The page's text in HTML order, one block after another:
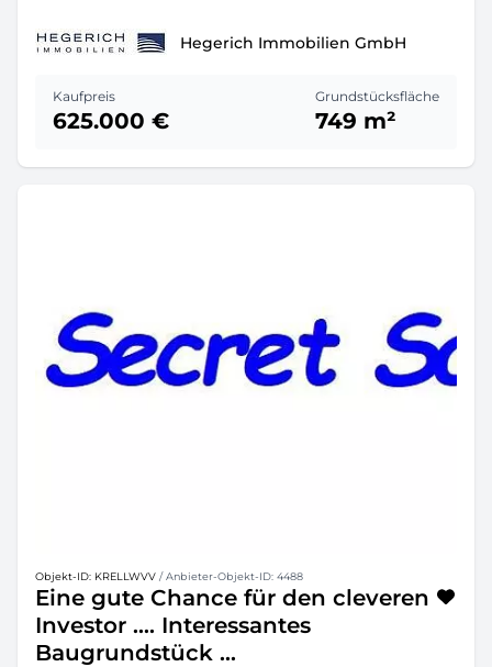
Hegerich Immobilien GmbH
Kaufpreis
625.000 €
Grundstücksfläche
749 m²
Objekt-ID: KRELLWVV / Anbieter-Objekt-ID: 4488
Eine gute Chance für den cleveren
Investor .... Interessantes
Baugrundstück ...